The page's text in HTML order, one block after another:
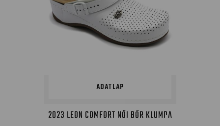
ADATLAP
2023 LEON COMFORT NŐI BŐR KLUMPA